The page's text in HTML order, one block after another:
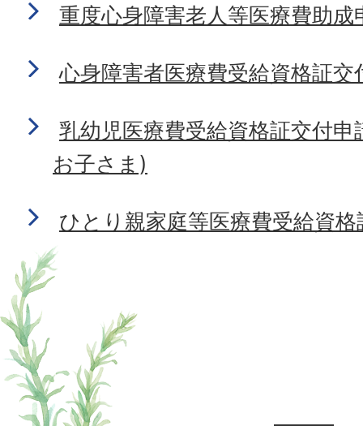
重度心身障害老人等医療費助成
心身障害者医療費受給資格証交
乳幼児医療費受給資格証交付
お子さま)
ひとり親家庭等医療費受給資